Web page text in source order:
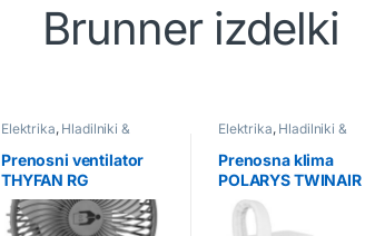
Brunner izdelki
Elektrika, Hladilniki &
Prenosni ventilator
THYFAN RG
Elektrika, Hladilniki &
Prenosna klima
POLARYS TWINAIR
NG 5200